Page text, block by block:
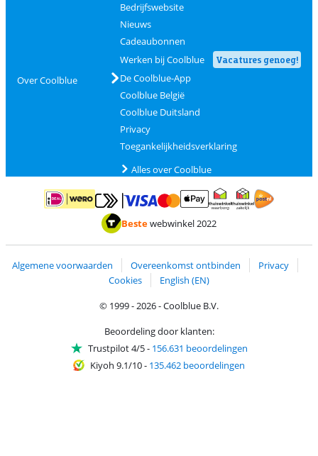
Over Coolblue
Bedrijfswebsite
Nieuws
Cadeaubonnen
Werken bij Coolblue
Vacatures genoeg!
De Coolblue-App
Coolblue België
Coolblue Duitsland
Privacy
Toegankelijkheidsverklaring
Alles over Coolblue
Betalen met iDEAL | WeroBetalen met MasterCard en Visa via ClickToPay
Betalen met ApplePay
Thuiswinkel waarborg
Bestewebwinkel 2022
Algemene voorwaarden Overeenkomst ontbinden
Privacy
Cookies
English (EN)
© 1999 - 2026 - Coolblue B.V.
Beoordeling door klanten:
Trustpilot 4/5- 156.631 beoordelingen
Kiyoh 9.1/10- 135.462 beoordelingen